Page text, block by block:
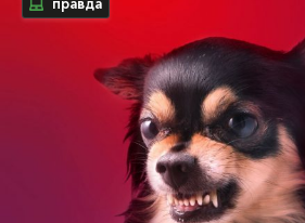
правда